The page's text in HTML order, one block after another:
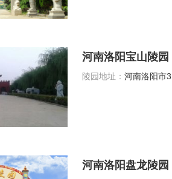
河南洛阳宝山陵园
陵园地址： 河南洛阳市
河南洛阳盘龙陵园